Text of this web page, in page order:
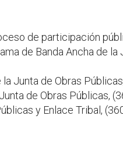
de participación
de Banda Ancha de la
Junta de Obras
de Obras Públicas,
y Enlace Tribal,